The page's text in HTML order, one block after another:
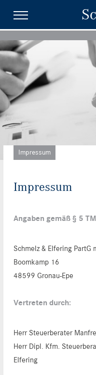
Impressum
Impressum
Angaben gemäß § 5
Schmelz & Elfering PartG
Boomkamp 16
48599 Gronau-Epe
Vertreten durch:
Herr Steuerberater
Herr Dipl. Kfm.
Elfering